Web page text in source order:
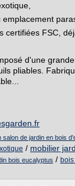
certifiées FSC,
d'une
pliables.
salon de jardin en bois
/ mobilier
bois eucalyptus /